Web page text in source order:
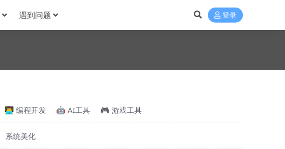
遇到问题 登录
👨‍💻 编程开发 🤖 AI工具 🎮 游戏工具
系统美化